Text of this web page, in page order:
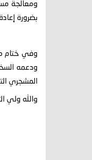
ومعالجة
بضرورة
وفي ختام
ودعمه
المشجري
والله ولي